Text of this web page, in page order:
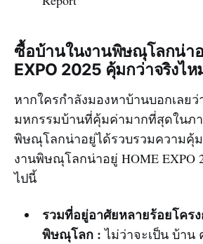
ซื้อบ้านในงานพิษณุโลกน่าอ
EXPO 2025 คุ้มกว่าจริงไห
หากใครกำลังมองหาบ้านบอกเลย
มหกรรมบ้านที่คุ้มค่ามากที่สุดในภ
พิษณุโลกน่าอยู่ได้รวบรวมความคุ้
งานพิษณุโลกน่าอยู่ HOME EXPO
ไปนี้
รวมที่อยู่อาศัยหลายร้อยโคร
พิษณุโลก : ไม่ว่าจะเป็น บ้าน